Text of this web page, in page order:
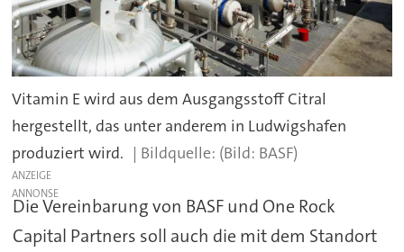
Vitamin E wird aus dem Ausgangsstoff Citral
hergestellt, das unter anderem in Ludwigshafen
produziert wird.
(Bild: BASF)
ANZEIGE
Die Vereinbarung von BASF und One Rock
Capital Partners soll auch die mit dem Standort